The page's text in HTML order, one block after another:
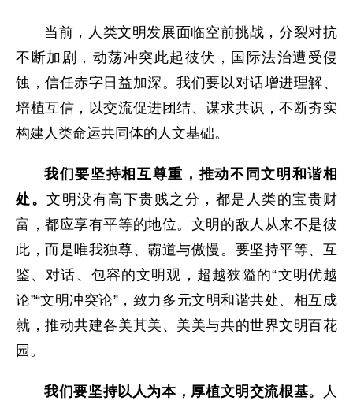
当前，人类文明发展面临空前挑战，分裂对抗
不断加剧，动荡冲突此起彼伏，国际法治遭受侵
蚀，信任赤字日益加深。我们要以对话增进理解、
培植互信，以交流促进团结、谋求共识，不断夯实
构建人类命运共同体的人文基础。
我们要坚持相互尊重，推动不同文明和谐相
处。 文明没有高下贵贱之分，都是人类的宝贵财
富，都应享有平等的地位。文明的敌人从来不是彼
此，而是唯我独尊、霸道与傲慢。要坚持平等、互
鉴、对话、包容的文明观，超越狭隘的“文明优越
论”“文明冲突论”，致力多元文明和谐共处、相互成
就，推动共建各美其美、美美与共的世界文明百花
园。
我们要坚持以人为本，厚植文明交流根基。
人